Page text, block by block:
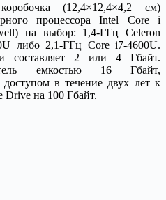
(12,4×12,4×4,2 см)
процессора Intel Core i
на выбор: 1,4-ГГц Celeron
либо 2,1-ГГц Core i7-4600U.
составляет 2 или 4 Гбайт.
емкостью 16 Гбайт,
в течение двух лет к
на 100 Гбайт.